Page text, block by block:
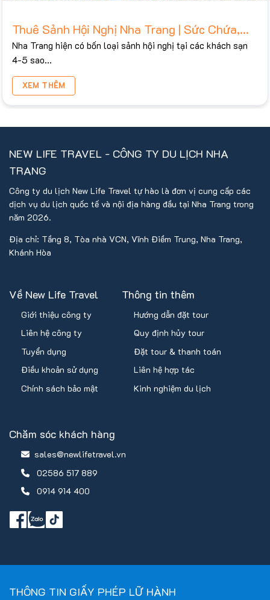
Thuê Sảnh Hội Nghị Nha Trang | Sức Chứa,
Bảng Giá Tham Khảo 2026
Nha Trang hiện có bốn loại sảnh hội nghị tại các khách sạn
4-5 sao...
XEM THÊM
NEW LIFE TRAVEL - CÔNG TY DU LỊCH NHA
TRANG
Công ty du lịch New Life Travel tự hào là đơn vị cung cấp các
dịch vụ du lịch quốc tế và nội địa hàng đầu tại Nha Trang trong
năm 2026.
Địa chỉ: Tầng 8, Tòa nhà VCN, Vĩnh Điềm Trung, Nha Trang,
Khánh Hòa
Về New Life Travel
Giới thiệu công ty
Liên hệ công ty
Tuyển dụng
Điều khoản sử dụng
Chính sách bảo mật
Thông tin thêm
Hướng dẫn đặt tour
Quy định hủy tour
Đặt tour & thanh toán
Liên hệ hợp tác
Kinh nghiệm du lịch
Chăm sóc khách hàng
sales@newlifetravel.vn
02586 517 889
0914 914 400
THÔNG TIN GIẤY PHÉP LỮ HÀNH